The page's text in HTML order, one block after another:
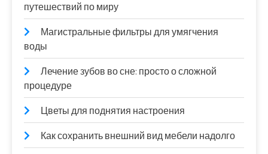
путешествий по миру
Магистральные фильтры для умягчения
воды
Лечение зубов во сне: просто о сложной
процедуре
Цветы для поднятия настроения
Как сохранить внешний вид мебели надолго